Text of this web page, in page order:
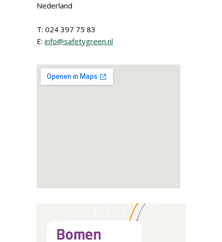
Nederland
T: 024 397 75 83
E: info@safetygreen.nl